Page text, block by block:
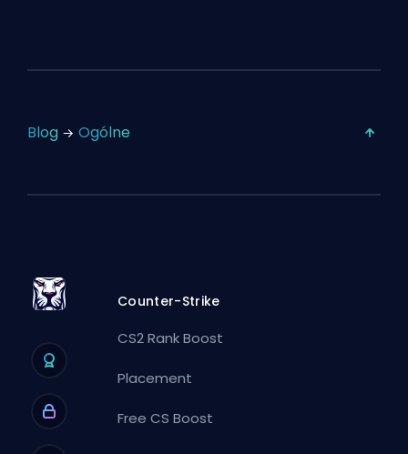
Blog Ogólne
Counter-Strike
CS2 Rank Boost
Placement
Free CS Boost